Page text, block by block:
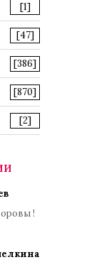
[1]
[47]
[386]
[870]
[2]
!